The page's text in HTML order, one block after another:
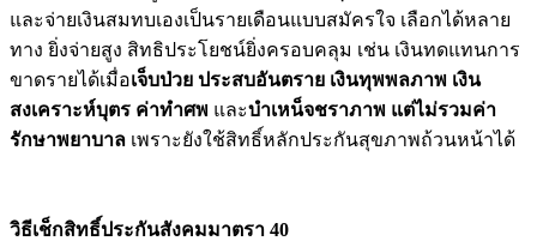
และจ่ายเงินสมทบเองเป็นรายเดือนแบบสมัครใจ เลือกได้หลาย
ทาง ยิ่งจ่ายสูง สิทธิประโยชน์ยิ่งครอบคลุม เช่น เงินทดแทนการ
ขาดรายได้เมื่อเจ็บป่วย ประสบอันตราย เงินทุพพลภาพ เงิน
สงเคราะห์บุตร ค่าทำศพ และบำเหน็จชราภาพ แต่ไม่รวมค่า
รักษาพยาบาล เพราะยังใช้สิทธิ์หลักประกันสุขภาพถ้วนหน้าได้
วิธีเช็กสิทธิ์ประกันสังคมมาตรา 40